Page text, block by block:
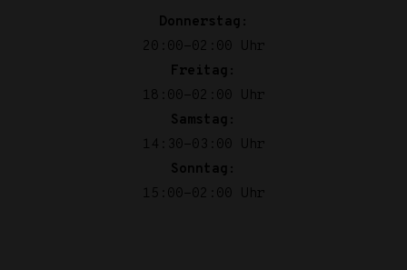
Donnerstag:
20:00-02:00 Uhr
Freitag:
18:00-02:00 Uhr
Samstag:
14:30-03:00 Uhr
Sonntag:
15:00-02:00 Uhr